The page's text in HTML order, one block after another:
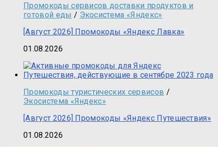
Промокоды сервисов доставки продуктов и
готовой еды / Экосистема «Яндекс»
[Август 2026] Промокоды «Яндекс Лавка»
01.08.2026
Промокоды туристических сервисов /
Экосистема «Яндекс»
[Август 2026] Промокоды «Яндекс Путешествия»
01.08.2026